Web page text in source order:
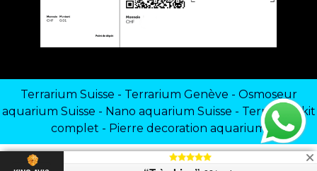
Terrarium Suisse - Terrarium Genève - Osmoseur
aquarium Suisse - Nano aquarium Suisse - Terrarium kit
complet - Pierre decoration aquarium